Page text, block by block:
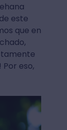
este
que en
eso,